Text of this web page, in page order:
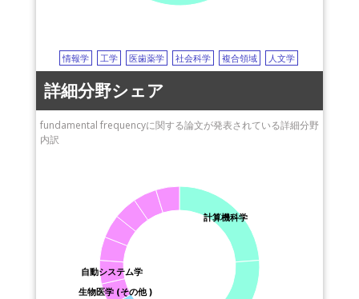
情報学 工学 医歯薬学 社会科学 複合領域 人文学
詳細分野シェア
fundamental frequencyに関する論文が発表されている詳細分野
内訳
計算機科学
生物医学 (その他 )
自動システム学